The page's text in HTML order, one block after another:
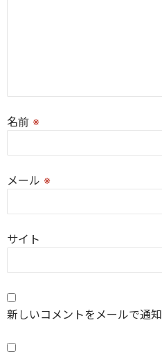
名前 ※
メール ※
サイト
新しいコメントをメールで通知